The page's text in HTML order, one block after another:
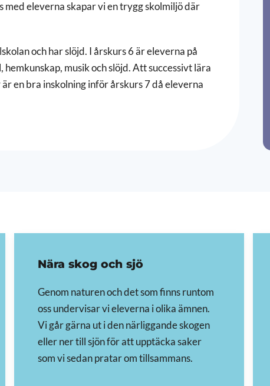
med eleverna skapar vi en trygg skolmiljö där
och har slöjd. I årskurs 6 är eleverna på
musik och slöjd. Att successivt lära
en bra inskolning inför årskurs 7 då eleverna
Nära skog och sjö
Genom naturen och det som finns runtom
oss undervisar vi eleverna i olika ämnen.
Vi går gärna ut i den närliggande skogen
eller ner till sjön för att upptäcka saker
som vi sedan pratar om tillsammans.